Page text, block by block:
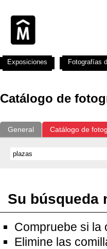
Catálogo de
General Catálogo de
Su búsqueda
Compruebe si la
Elimine las
Exposiciones Fotografías